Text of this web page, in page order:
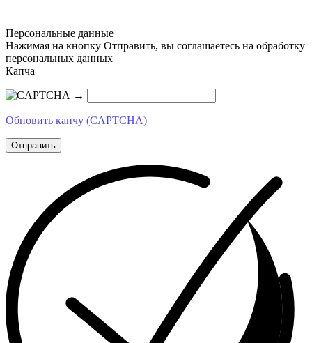
Персональные данные
Нажимая на кнопку Отправить, вы соглашаетесь на обработку
персональных данных
Капча
→
Обновить капчу (CAPTCHA)
Отправить